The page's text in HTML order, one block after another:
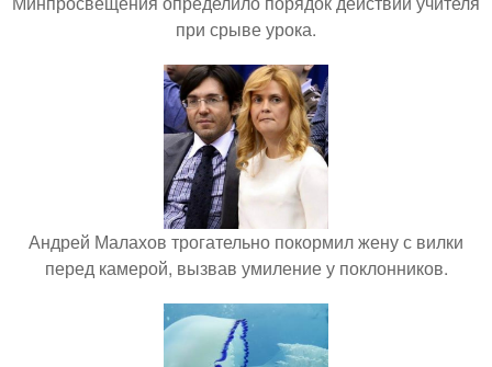
при срыве урока.
Андрей Малахов трогательно покормил жену с вилки
перед камерой, вызвав умиление у поклонников.